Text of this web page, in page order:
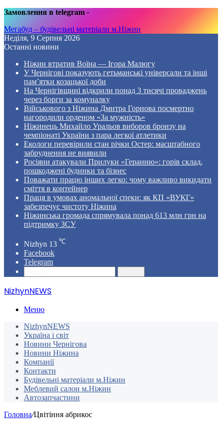
Замовлення в telegram -
Мегабуд – будівельні матеріали м.Ніжин
Неділя, 9 Серпня 2026
Останні новини
Ніжин втратив Воїна — Ігора Малюгу
У Чернігові показують гетьманські універсали та інші
пам’ятки козацької доби
На Чернігівщині відкрили понад 3 тисячі проваджень
через борги за комуналку
Військового з Ніжина Дмитра Горнова посмертно
нагородили орденом «За мужність»
Ніжинець Михайло Уральов виборов бронзу на
чемпіонаті України з пара легкої атлетики
Екологи перевірили стан річки Остер: масштабного
забруднення не виявили
Росіяни атакували Прилуки «Геранню»: горів склад,
пошкоджені будинки та бізнес
Поважати працю інших легко: чому важливо викидати
сміття в контейнер
Праця в умовах аномальної спеки: як КП «ВУКГ»
забезпечує чистоту Ніжина
Ніжинська громада спрямувала понад 613 млн грн на
підтримку ЗСУ
Nizhyn 13 ℃
Facebook
Telegram
NizhynNEWS
Меню
NizhynNEWS
Україна і світ
Новини Чернігова
Новини Ніжина
Компанії
Контакти
Будівельні матеріали м.Ніжин
Меблевий салон м.Ніжин
Автозапчастини
Головна/Цвітіння абрикос